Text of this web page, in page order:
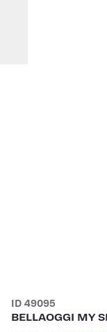
ID 49095
BELLAOGGI MY